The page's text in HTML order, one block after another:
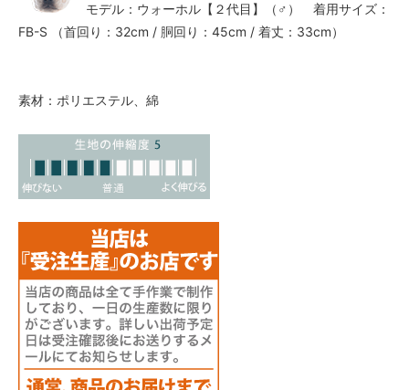
モデル：ウォーホル【２代目】（♂） 着用サイズ：
FB-S （首回り：32cm / 胴回り：45cm / 着丈：33cm）
素材：ポリエステル、綿